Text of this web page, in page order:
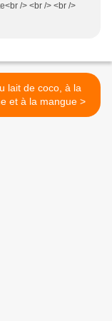
/> <br /> <br />
lait de coco, à la
banane et à la mangue >